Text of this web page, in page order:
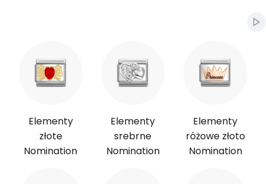
Elementy
złote
Nomination
Elementy
srebrne
Nomination
Elementy
różowe złoto
Nomination